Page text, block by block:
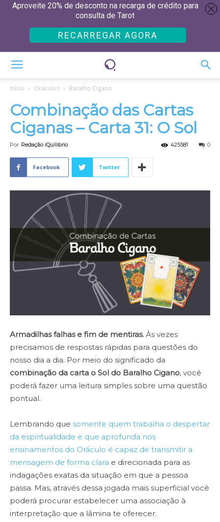
Início Oráculos Baralho Cigano
Combinação das Cartas
Ciganas – Carta 31: O Sol
Por Redação iQuilibrio 0
425581
Facebook Twitter
Armadilhas falhas e fim de mentiras. Às vezes
precisamos de respostas rápidas para questões do
nosso dia a dia. Por meio do significado da
combinação da carta o Sol do Baralho Cigano, você
poderá fazer uma leitura simples sobre uma questão
pontual.
Lembrando que somente quem trabalha o despertar
da espiritualidade e que aprofunda nos
ensinamentos do Oráculo é capaz de transmitir a
mensagem de forma clara e direcionada para as
indagações exatas da situação em que a pessoa
passa. Mas, através dessa jogada mais superficial você
poderá procurar estabelecer uma associação à
interpretação que a lâmina te oferecer.
Aproveite 20% de desconto na recarga de crédito para
consulta de Tarot
RECARREGAR AGORA